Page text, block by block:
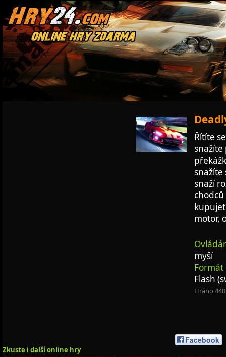
Řítíte
snažíte
snažíte
snaží
motor,
myší
Flash
Hráno
Facebook
Zkuste i další online hry